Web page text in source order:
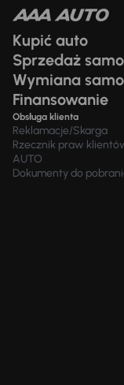
Kupić auto
Sprzedaż
Wymiana
Finansowanie
Obsługa klienta
Reklamacje/Skarga
Rzecznik praw
AUTO
Dokumenty do